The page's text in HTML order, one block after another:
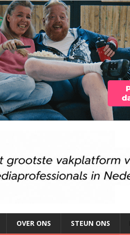
OVER ONS STEUN ONS